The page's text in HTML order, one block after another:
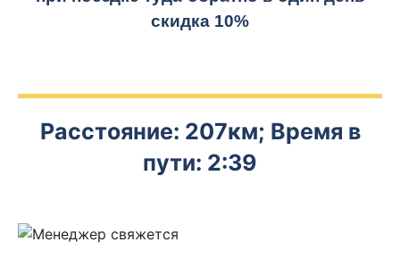
скидка 10%
Расстояние: 207км; Время в
пути: 2:39